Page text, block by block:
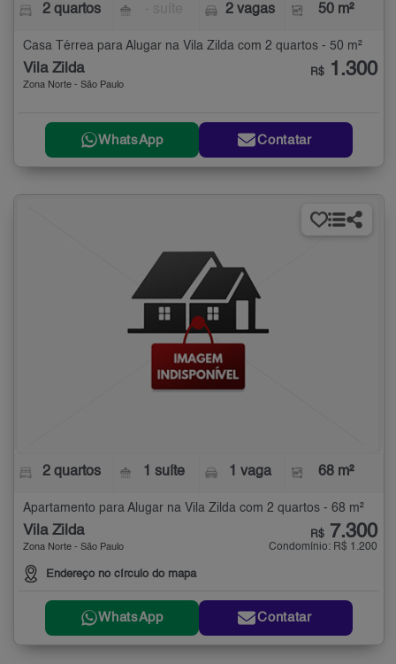
2 quartos 2 vagas 50 m²
Casa Térrea para Alugar na Vila Zilda com 2 quartos - 50 m²
Vila Zilda
Zona Norte - São Paulo
R$ 1.300
WhatsApp Contatar
2 quartos 1 suíte 1 vaga 68 m²
Apartamento para Alugar na Vila Zilda com 2 quartos - 68 m²
Vila Zilda
Zona Norte - São Paulo
Endereço no círculo do mapa
R$ 7.300
Condomínio: R$ 1.200
WhatsApp Contatar